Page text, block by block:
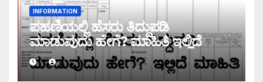
INFORMATION
ಪಹಣಿಯಲ್ಲಿ ಹೆಸರು ತಿದ್ದುಪಡಿ
ಮಾಡುವುದು ಹೇಗೆ? ಮಾಹಿತಿ ಇಲ್ಲಿದೆ